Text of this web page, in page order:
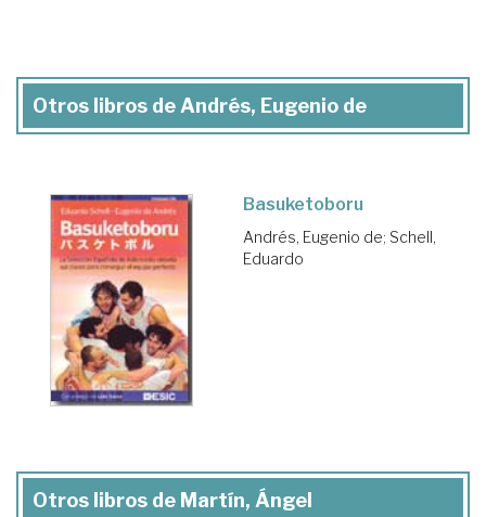
Otros libros de Andrés, Eugenio de
Basuketoboru
Andrés, Eugenio de; Schell,
Eduardo
Otros libros de Martín, Ángel